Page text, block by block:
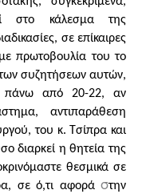
στο κάλεσμα της
σε επίκαιρες
πρωτοβουλία του το
των συζητήσεων αυτών,
πάνω από 20-22, αν
αντιπαράθεση
του κ. Τσίπρα και
διαρκεί η θητεία της
θεσμικά σε
σε ό,τι αφορά στην